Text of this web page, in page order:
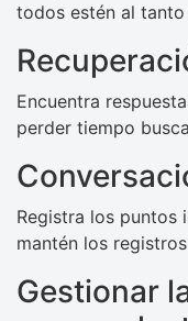
todos estén al
Encuentra
perder tiempo
Registra los puntos
mantén los
Gestionar